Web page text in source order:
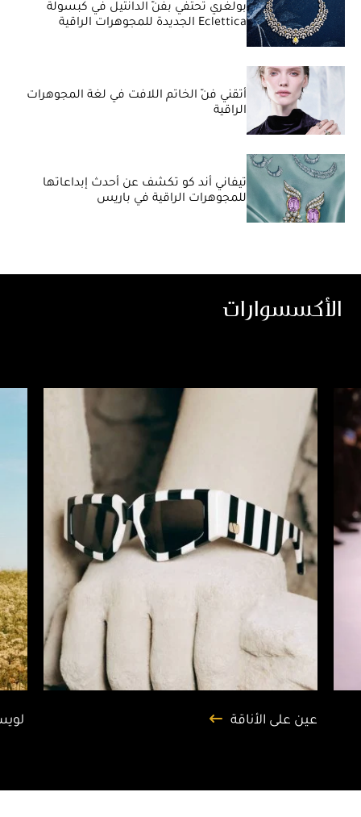
بولغري تحتفي بفنّ الدانتيل في كبسولة
Eclettica الجديدة للمجوهرات الراقية
أتقني فنّ الخاتم اللافت في لغة المجوهرات
الراقية
تيفاني أند كو تكشف عن أحدث إبداعاتها
للمجوهرات الراقية في باريس
الأكسسوارات
عين على الأناقة